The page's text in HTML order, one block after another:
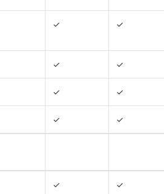
✓ ✓
✓ ✓
✓ ✓
✓ ✓
✓ ✓